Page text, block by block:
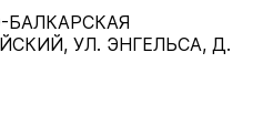
БАЛКАРСКАЯ
УЛ. ЭНГЕЛЬСА, Д.